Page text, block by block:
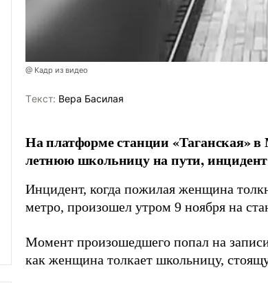
@ Кадр из видео
Tекст: Вера Басилая
На платформе станции «Таганская»
летнюю школьницу на пути,
Инцидент, когда пожилая женщина
метро, произошел утром 9 ноября на
Момент произошедшего попал на
как женщина толкает школьницу,